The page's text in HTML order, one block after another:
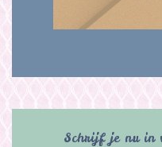
Schrijf je nu in